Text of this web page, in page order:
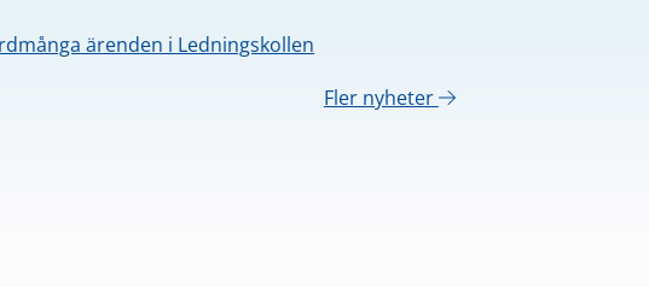
ärenden i Ledningskollen
Fler nyheter